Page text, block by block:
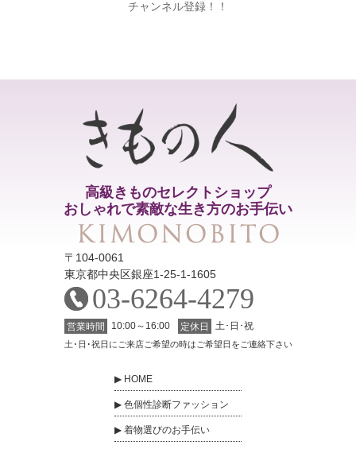
チャンネル登録！！
高級きものセレクトショップ
おしゃれで素敵な生き方のお手伝い
〒104-0061
東京都中央区銀座1-25-1-1605
03-6264-4279
営業時間 10:00～16:00 定休日 土･日･祝
土･日･祝日にご来店ご希望の時はご希望日をご連絡下さい
HOME
色個性診断ファッション
着物選びのお手伝い